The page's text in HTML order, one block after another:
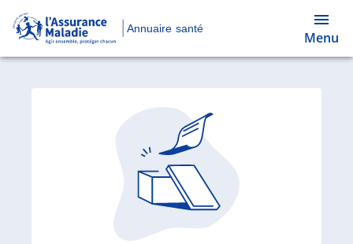
Annuaire santé
Menu